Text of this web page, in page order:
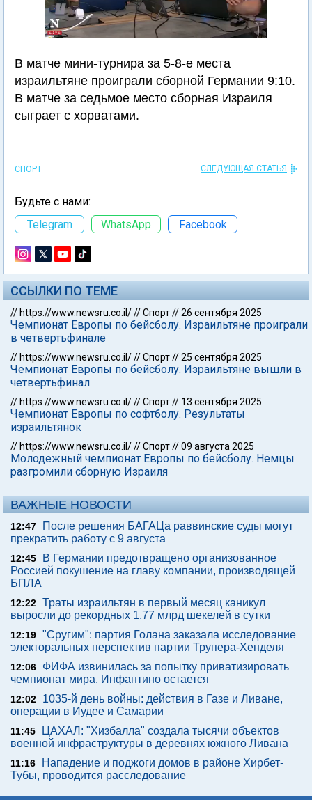
В матче мини-турнира за 5-8-е места
израильтяне проиграли сборной Германии 9:10.
В матче за седьмое место сборная Израиля
сыграет с хорватами.
СПОРТ СЛЕДУЮЩАЯ СТАТЬЯ
Будьте с нами:
Telegram
WhatsApp Facebook
ССЫЛКИ ПО ТЕМЕ
// https://www.newsru.co.il///Спорт//26 сентября 2025
Чемпионат Европы по бейсболу. Израильтяне проиграли
в четвертьфинале
// https://www.newsru.co.il///Спорт//25 сентября 2025
Чемпионат Европы по бейсболу. Израильтяне вышли в
четвертьфинал
// https://www.newsru.co.il///Спорт// 13 сентября 2025
Чемпионат Европы по софтболу. Результаты
израильтянок
// https://www.newsru.co.il///Спорт//09 августа 2025
Молодежный чемпионат Европы по бейсболу. Немцы
разгромили сборную Израиля
ВАЖНЫЕ НОВОСТИ
12:47
После решения БАГАЦа раввинские суды могут
прекратить работу с 9 августа
12:45
В Германии предотвращено организованное
Россией покушение на главу компании, производящей
БПЛА
12:22 Траты израильтян в первый месяц каникул
выросли до рекордных 1,77 млрд шекелей в сутки
12:19 "Сругим": партия Голана заказала исследование
электоральных перспектив партии Трупера-Хенделя
12:06
ФИФА извинилась за попытку приватизировать
чемпионат мира. Инфантино остается
12:02
1035-й день войны: действия в Газе и Ливане,
операции в Иудее и Самарии
11:45
ЦАХАЛ: "Хизбалла" создала тысячи объектов
военной инфраструктуры в деревнях южного Ливана
11:16
Нападение и поджоги домов в районе Хирбет-
Тубы, проводится расследование